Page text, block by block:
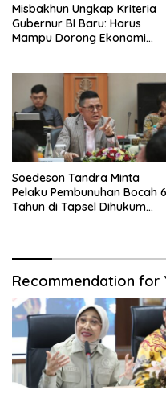
Misbakhun Ungkap Kriteria
Gubernur BI Baru: Harus
Mampu Dorong Ekonomi
Soedeson Tandra Minta
Pelaku Pembunuhan Bocah 6
Tahun di Tapsel Dihukum
Recommendation for